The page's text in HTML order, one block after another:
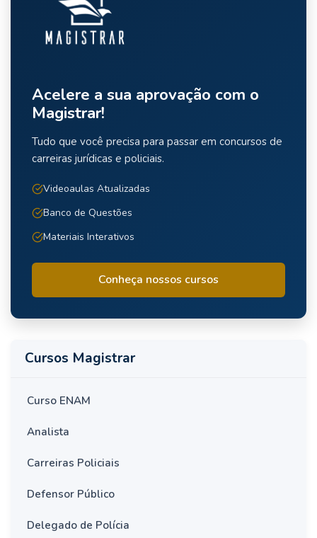
Acelere a sua aprovação com o
Magistrar!
Tudo que você precisa para passar em concursos de
carreiras jurídicas e policiais.
Videoaulas Atualizadas
Banco de Questões
Materiais Interativos
Conheça nossos cursos
Cursos Magistrar
Curso ENAM
Analista
Carreiras Policiais
Defensor Público
Delegado de Polícia